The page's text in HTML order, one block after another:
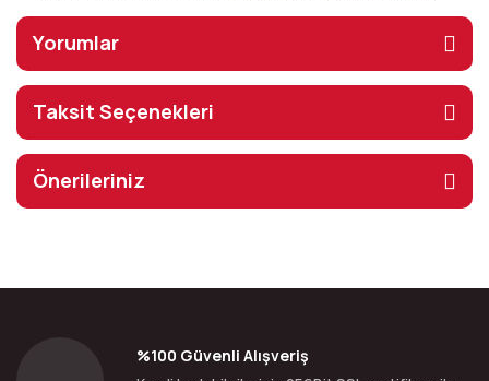
Yorumlar
Taksit Seçenekleri
Önerileriniz
%100 Güvenli Alışveriş